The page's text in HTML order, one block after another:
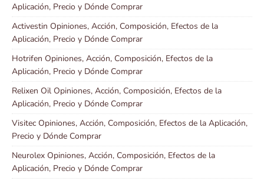
Aplicación, Precio y Dónde Comprar
Activestin Opiniones, Acción, Composición, Efectos de la
Aplicación, Precio y Dónde Comprar
Hotrifen Opiniones, Acción, Composición, Efectos de la
Aplicación, Precio y Dónde Comprar
Relixen Oil Opiniones, Acción, Composición, Efectos de la
Aplicación, Precio y Dónde Comprar
Visitec Opiniones, Acción, Composición, Efectos de la Aplicación,
Precio y Dónde Comprar
Neurolex Opiniones, Acción, Composición, Efectos de la
Aplicación, Precio y Dónde Comprar